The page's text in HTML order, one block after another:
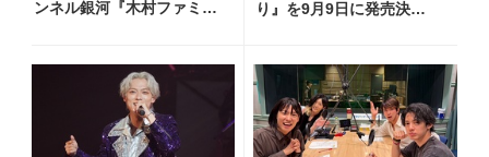
ンネル銀河『木村ファミリ
（土）放送回の収録の模様
を密着レポート！
り』を9月9日に発売決